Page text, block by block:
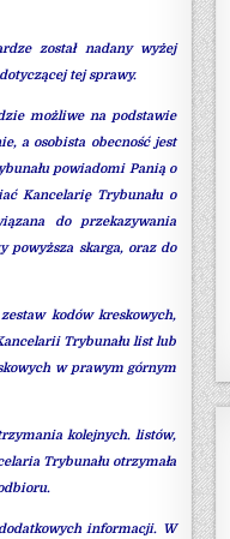
został nadany wyżej
tej sprawy.
możliwe na podstawie
a osobista obecność jest
powiadomi Panią o
Kancelarię Trybunału o
do przekazywania
powyższa skarga, oraz do
kodów kreskowych,
Trybunału list lub
w prawym górnym
kolejnych. listów,
Trybunału otrzymała
informacji. W